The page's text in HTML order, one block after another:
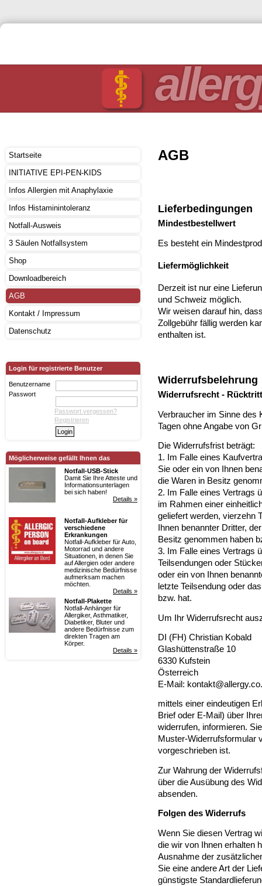
Startseite
INITIATIVE EPI-PEN-KIDS
Infos Allergien mit Anaphylaxie
Infos Histaminintoleranz
Notfall-Ausweis
3 Säulen Notfallsystem
Shop
Downloadbereich
AGB
Kontakt / Impressum
Datenschutz
Login für registrierte Benutzer
Benutzername
Passwort
Passwort vergessen?
Registrieren
Möglicherweise gefällt Ihnen das
Notfall-USB-Stick
Damit Sie Ihre Atteste und
Informationsunterlagen
bei sich haben!
Details »
Notfall-Aufkleber für
verschiedene
Erkrankungen
Notfall-Aufkleber für Auto,
Motorrad und andere
Situationen, in denen Sie
auf Allergien oder andere
medizinische Bedürfnisse
aufmerksam machen
möchten.
Details »
Notfall-Plakette
Notfall-Anhänger für
Allergiker, Asthmatiker,
Diabetiker, Bluter und
andere Bedürfnisse zum
direkten Tragen am
Körper.
Details »
AGB
Lieferbedingungen
Mindestbestellwert
Es besteht ein
Liefermöglichkeit
Derzeit ist nur eine
und Schweiz möglich.
Wir weisen darauf hin,
Zollgebühr fällig werden
enthalten ist.
Widerrufsbelehrung
Widerrufsrecht -
Verbraucher im Sinne des
Tagen ohne Angabe von
Die Widerrufsfrist beträgt:
1. Im Falle eines
Sie oder ein von Ihnen
die Waren in Besitz
2. Im Falle eines Vertrags
im Rahmen einer
geliefert werden, vierzehn
Ihnen benannter Dritter,
Besitz genommen haben
3. Im Falle eines Vertrags
Teilsendungen oder
oder ein von Ihnen
letzte Teilsendung oder
bzw. hat.
Um Ihr Widerrufsrecht
DI (FH) Christian Kobald
Glashüttenstraße 10
6330 Kufstein
Österreich
E-Mail:
mittels einer eindeutigen
Brief oder E-Mail) über
widerrufen, informieren.
Muster-Widerrufsformular
vorgeschrieben ist.
Zur Wahrung der
über die Ausübung des
absenden.
Folgen des Widerrufs
Wenn Sie diesen Vertrag
die wir von Ihnen erhalten
Ausnahme der
Sie eine andere Art der
günstigste